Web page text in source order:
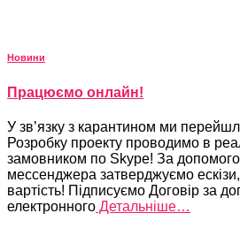
Новини
Працюємо онлайн!
У зв’язку з карантином ми
Розробку проекту проводимо в
замовником по Skype! За
мессенджера затверджуємо
вартість! Підписуємо Договір за
електронного Детальніше…